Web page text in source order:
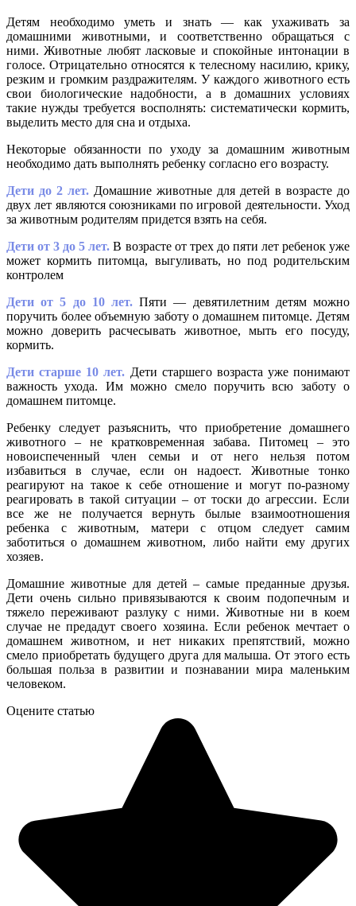
Детям необходимо уметь и знать — как ухаживать за
домашними животными, и соответственно обращаться с
ними. Животные любят ласковые и спокойные интонации в
голосе. Отрицательно относятся к телесному насилию, крику,
резким и громким раздражителям. У каждого животного есть
свои биологические надобности, а в домашних условиях
такие нужды требуется восполнять: систематически кормить,
выделить место для сна и отдыха.
Некоторые обязанности по уходу за домашним животным
необходимо дать выполнять ребенку согласно его возрасту.
Дети до 2 лет. Домашние животные для детей в возрасте до
двух лет являются союзниками по игровой деятельности. Уход
за животным родителям придется взять на себя.
Дети от 3 до 5 лет. В возрасте от трех до пяти лет ребенок уже
может кормить питомца, выгуливать, но под родительским
контролем
Дети от 5 до 10 лет. Пяти — девятилетним детям можно
поручить более объемную заботу о домашнем питомце. Детям
можно доверить расчесывать животное, мыть его посуду,
кормить.
Дети старше 10 лет. Дети старшего возраста уже понимают
важность ухода. Им можно смело поручить всю заботу о
домашнем питомце.
Ребенку следует разъяснить, что приобретение домашнего
животного – не кратковременная забава. Питомец – это
новоиспеченный член семьи и от него нельзя потом
избавиться в случае, если он надоест. Животные тонко
реагируют на такое к себе отношение и могут по-разному
реагировать в такой ситуации – от тоски до агрессии. Если
все же не получается вернуть былые взаимоотношения
ребенка с животным, матери с отцом следует самим
заботиться о домашнем животном, либо найти ему других
хозяев.
Домашние животные для детей – самые преданные друзья.
Дети очень сильно привязываются к своим подопечным и
тяжело переживают разлуку с ними. Животные ни в коем
случае не предадут своего хозяина. Если ребенок мечтает о
домашнем животном, и нет никаких препятствий, можно
смело приобретать будущего друга для малыша. От этого есть
большая польза в развитии и познавании мира маленьким
человеком.
Оцените статью